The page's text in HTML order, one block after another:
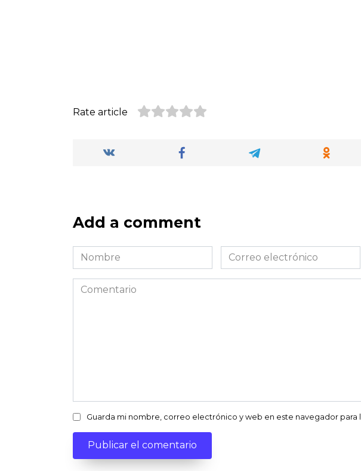
Rate article
Add a comment
Nombre
*
Correo
electrónico
*
Comentario
Guarda mi nombre, correo electrónico y web en este navegador para